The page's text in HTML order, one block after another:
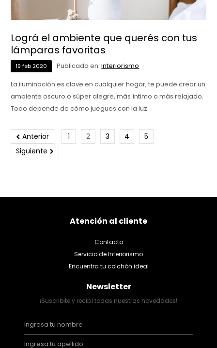
Lográ el ambiente que querés con tus
lámparas favoritas
19 feb 2020 Publicado en:Interiorismo
La iluminación es clave en cualquier hogar, te puede crear un
ambiente oscuro o súper alegre, más íntimo o más relajado.
Todo depende de cómo juegues con la luz.
Anterior 1 2 3 4
5
Siguiente
Atención al cliente
Contacto
Servicio de Interiorismo
Encuentra tu colchón ideal
Newsletter
¡Suscribite y recibí todas nuestras novedades!